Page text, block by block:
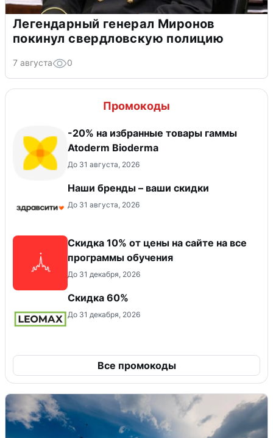
Легендарный генерал Миронов
покинул свердловскую полицию
7 августа 0
Промокоды
-20% на избранные товары гаммы
Atoderm Bioderma
До 31 августа, 2026
Наши бренды – ваши скидки
До 31 августа, 2026
Скидка 10% от цены на сайте на все
программы обучения
До 31 декабря, 2026
Скидка 60%
До 31 декабря, 2026
Все промокоды